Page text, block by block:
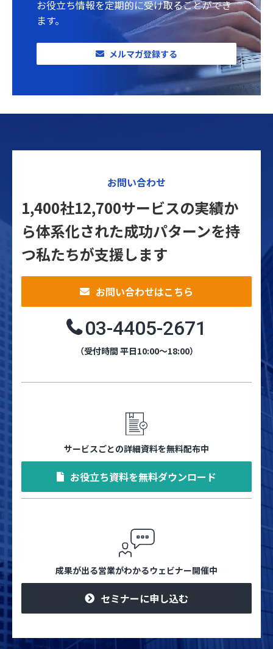
お役立ち情報を定期的に受け取ることができ
ます。
メルマガ登録する
お問い合わせ
1,400社12,700サービスの実績か
ら体系化された成功パターンを持
つ私たちが支援します
お問い合わせはこちら
03-4405-2671
（受付時間 平日10:00～18:00）
サービスごとの詳細資料を無料配布中
お役立ち資料を無料ダウンロード
成果が出る営業がわかるウェビナー開催中
セミナーに申し込む